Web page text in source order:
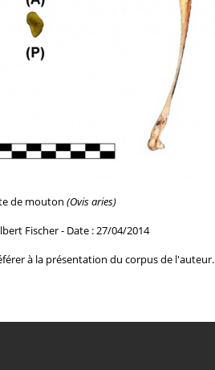
de mouton (Ovis aries)
Fischer - Date : 27/04/2014
à la présentation du corpus de l'auteur.